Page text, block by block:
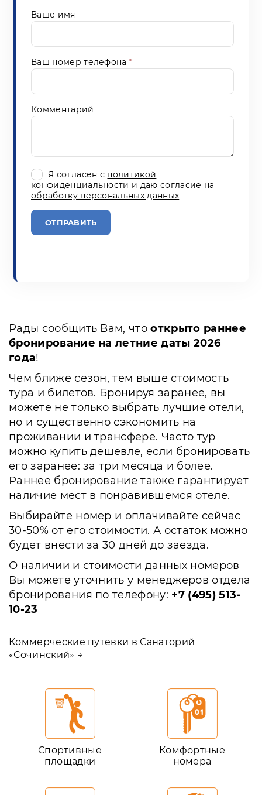
Ваше имя
Ваш номер телефона*
Комментарий
Я согласен с политикой
конфиденциальности и даю согласие на
обработку персональных данных
ОТПРАВИТЬ
Рады сообщить Вам, чтооткрыто раннее
бронирование на летние даты 2026
года!
Чем ближе сезон, тем выше стоимость
тура и билетов. Бронируя заранее, вы
можете не только выбрать лучшие отели,
но и существенно сэкономить на
проживании и трансфере. Часто тур
можно купить дешевле, если бронировать
его заранее: за три месяца и более.
Раннее бронирование также гарантирует
наличие мест в понравившемся отеле.
Выбирайте номер и оплачивайте сейчас
30-50% от его стоимости. А остаток можно
будет внести за 30 дней до заезда.
О наличии и стоимости данных номеров
Вы можете уточнить у менеджеров отдела
бронирования по телефону: +7 (495) 513-
10-23
Коммерческие путевки в Санаторий
«Сочинский» →
Спортивные
площадки
Комфортные
номера